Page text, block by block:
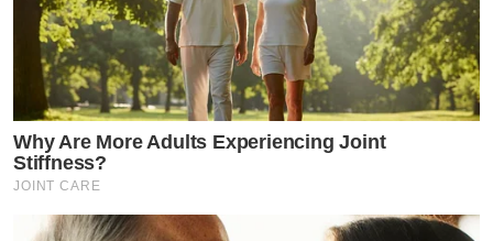
Why Are More Adults Experiencing Joint
Stiffness?
JOINT CARE